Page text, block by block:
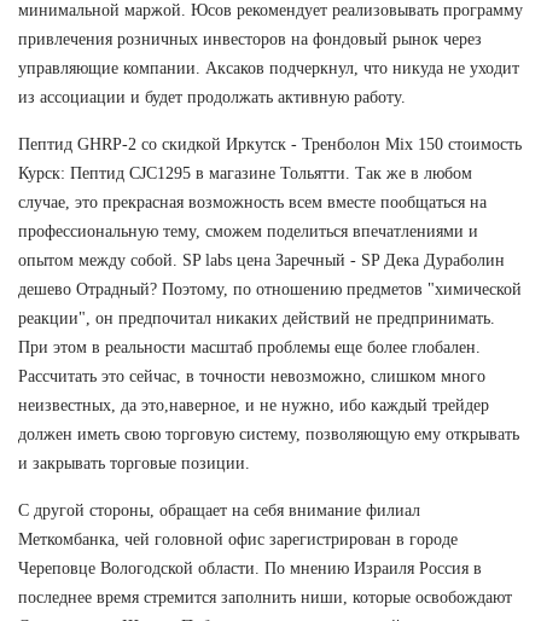
минимальной маржой. Юсов рекомендует реализовывать программу
привлечения розничных инвесторов на фондовый рынок через
управляющие компании. Аксаков подчеркнул, что никуда не уходит
из ассоциации и будет продолжать активную работу.
Пептид GHRP-2 со скидкой Иркутск - Тренболон Mix 150 стоимость
Курск: Пептид CJC1295 в магазине Тольятти. Так же в любом
случае, это прекрасная возможность всем вместе пообщаться на
профессиональную тему, сможем поделиться впечатлениями и
опытом между собой. SP labs цена Заречный - SP Дека Дураболин
дешево Отрадный? Поэтому, по отношению предметов "химической
реакции", он предпочитал никаких действий не предпринимать.
При этом в реальности масштаб проблемы еще более глобален.
Рассчитать это сейчас, в точности невозможно, слишком много
неизвестных, да это,наверное, и не нужно, ибо каждый трейдер
должен иметь свою торговую систему, позволяющую ему открывать
и закрывать торговые позиции.
С другой стороны, обращает на себя внимание филиал
Меткомбанка, чей головной офис зарегистрирован в городе
Череповце Вологодской области. По мнению Израиля Россия в
последнее время стремится заполнить ниши, которые освобождают